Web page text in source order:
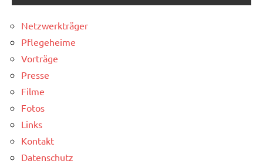
Netzwerkträger
Pflegeheime
Vorträge
Presse
Filme
Fotos
Links
Kontakt
Datenschutz